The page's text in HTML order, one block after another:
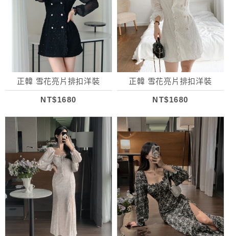
正韓 雪花亮片排扣洋裝
NT$1680
正韓 雪花亮片排扣洋裝
NT$1680